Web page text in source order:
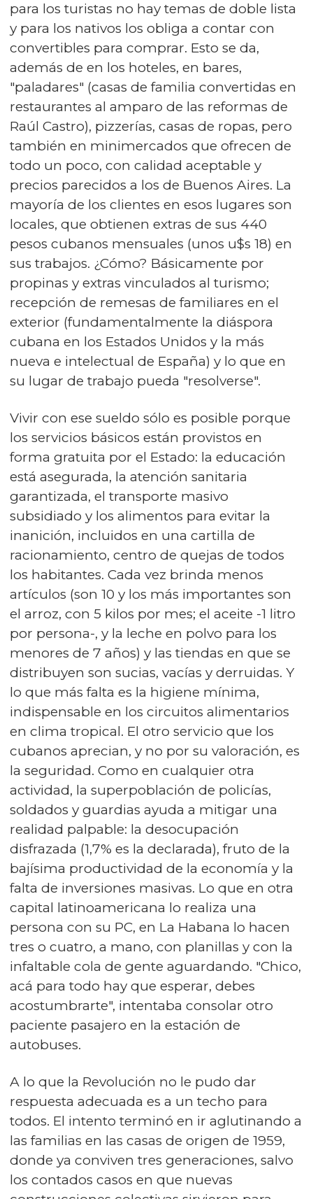
para los turistas no hay temas de doble lista
y para los nativos los obliga a contar con
convertibles para comprar. Esto se da,
además de en los hoteles, en bares,
"paladares" (casas de familia convertidas en
restaurantes al amparo de las reformas de
Raúl Castro), pizzerías, casas de ropas, pero
también en minimercados que ofrecen de
todo un poco, con calidad aceptable y
precios parecidos a los de Buenos Aires. La
mayoría de los clientes en esos lugares son
locales, que obtienen extras de sus 440
pesos cubanos mensuales (unos u$s 18) en
sus trabajos. ¿Cómo? Básicamente por
propinas y extras vinculados al turismo;
recepción de remesas de familiares en el
exterior (fundamentalmente la diáspora
cubana en los Estados Unidos y la más
nueva e intelectual de España) y lo que en
su lugar de trabajo pueda "resolverse".
Vivir con ese sueldo sólo es posible porque
los servicios básicos están provistos en
forma gratuita por el Estado: la educación
está asegurada, la atención sanitaria
garantizada, el transporte masivo
subsidiado y los alimentos para evitar la
inanición, incluidos en una cartilla de
racionamiento, centro de quejas de todos
los habitantes. Cada vez brinda menos
artículos (son 10 y los más importantes son
el arroz, con 5 kilos por mes; el aceite -1 litro
por persona-, y la leche en polvo para los
menores de 7 años) y las tiendas en que se
distribuyen son sucias, vacías y derruidas. Y
lo que más falta es la higiene mínima,
indispensable en los circuitos alimentarios
en clima tropical. El otro servicio que los
cubanos aprecian, y no por su valoración, es
la seguridad. Como en cualquier otra
actividad, la superpoblación de policías,
soldados y guardias ayuda a mitigar una
realidad palpable: la desocupación
disfrazada (1,7% es la declarada), fruto de la
bajísima productividad de la economía y la
falta de inversiones masivas. Lo que en otra
capital latinoamericana lo realiza una
persona con su PC, en La Habana lo hacen
tres o cuatro, a mano, con planillas y con la
infaltable cola de gente aguardando. "Chico,
acá para todo hay que esperar, debes
acostumbrarte", intentaba consolar otro
paciente pasajero en la estación de
autobuses.
A lo que la Revolución no le pudo dar
respuesta adecuada es a un techo para
todos. El intento terminó en ir aglutinando a
las familias en las casas de origen de 1959,
donde ya conviven tres generaciones, salvo
los contados casos en que nuevas